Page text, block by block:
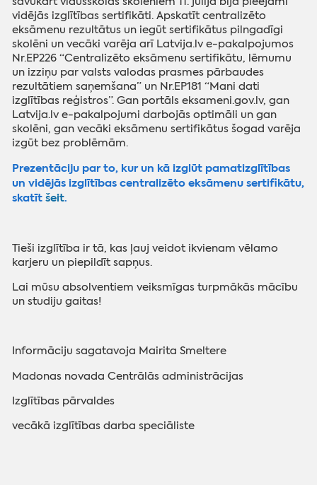
vidējās izglītības sertifikāti. Apskatīt centralizēto
eksāmenu rezultātus un iegūt sertifikātus pilngadīgi
skolēni un vecāki varēja arī Latvija.lv e-pakalpojumos
Nr.EP226 “Centralizēto eksāmenu sertifikātu, lēmumu
un izziņu par valsts valodas prasmes pārbaudes
rezultātiem saņemšana” un Nr.EP181 “Mani dati
izglītības reģistros”. Gan portāls eksameni.gov.lv, gan
Latvija.lv e-pakalpojumi darbojās optimāli un gan
skolēni, gan vecāki eksāmenu sertifikātus šogad varēja
izgūt bez problēmām.
Prezentāciju par to, kur un kā izglūt pamatizglītības
unvidējās izglītības centralizēto eksāmenusertifikātu,
skatītšeit.
Tieši izglītība ir tā, kas ļauj veidot ikvienam vēlamo
karjeru un piepildīt sapņus.
Lai mūsu absolventiem veiksmīgas turpmākās mācību
un studiju gaitas!
‌Informāciju sagatavoja Mairita Smeltere
Madonas novada Centrālās administrācijas
Izglītības pārvaldes
vecākā izglītības darba speciāliste